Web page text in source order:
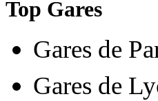
Top Gares
Gares de
Gares de